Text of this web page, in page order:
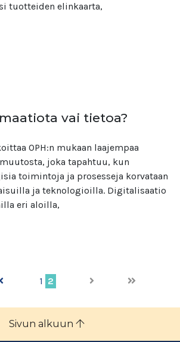
tuotteiden elinkaarta,
vai tietoa?
OPH:n mukaan laajempaa
joka tapahtuu, kun
toimintoja ja prosesseja korvataan
ja teknologioilla. Digitalisaatio
eri aloilla,
1 2
Sivun alkuun